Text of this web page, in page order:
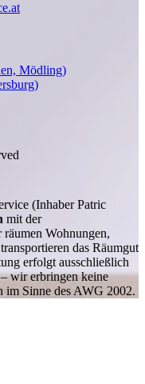
Mödling)
(Inhaber Patric
mit der
Wohnungen,
das Räumgut
erfolgt ausschließlich
wir erbringen keine
im Sinne des AWG 2002.